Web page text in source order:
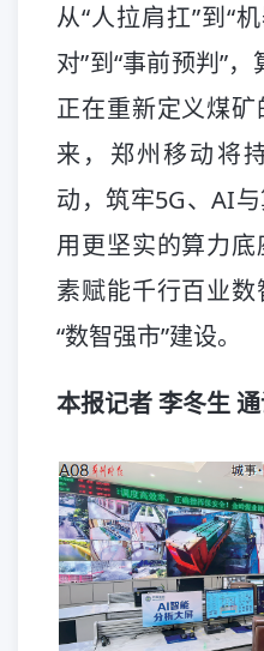
从“人拉肩扛”到“
对”到“事前预判”，
正在重新定义煤
来，郑州移动将
动，筑牢5G、AI与
用更坚实的算力
素赋能千行百业
“数智强市”建设。
本报记者 李冬生